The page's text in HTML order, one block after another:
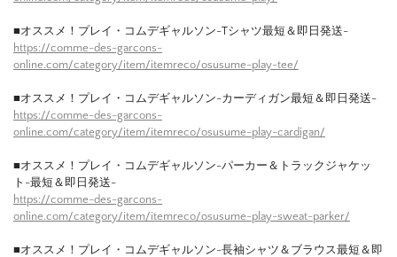
■オススメ！プレイ・コムデギャルソン-Tシャツ最短＆即日発送-
https://comme-des-garcons-
online.com/category/item/itemreco/osusume-play-tee/
■オススメ！プレイ・コムデギャルソン-カーディガン最短＆即日発送-
https://comme-des-garcons-
online.com/category/item/itemreco/osusume-play-cardigan/
■オススメ！プレイ・コムデギャルソン-パーカー＆トラックジャケッ
ト-最短＆即日発送-
https://comme-des-garcons-
online.com/category/item/itemreco/osusume-play-sweat-parker/
■オススメ！プレイ・コムデギャルソン-長袖シャツ＆ブラウス最短＆即